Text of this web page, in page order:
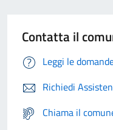
Contatta il
Leggi le
Richiedi
Chiama il